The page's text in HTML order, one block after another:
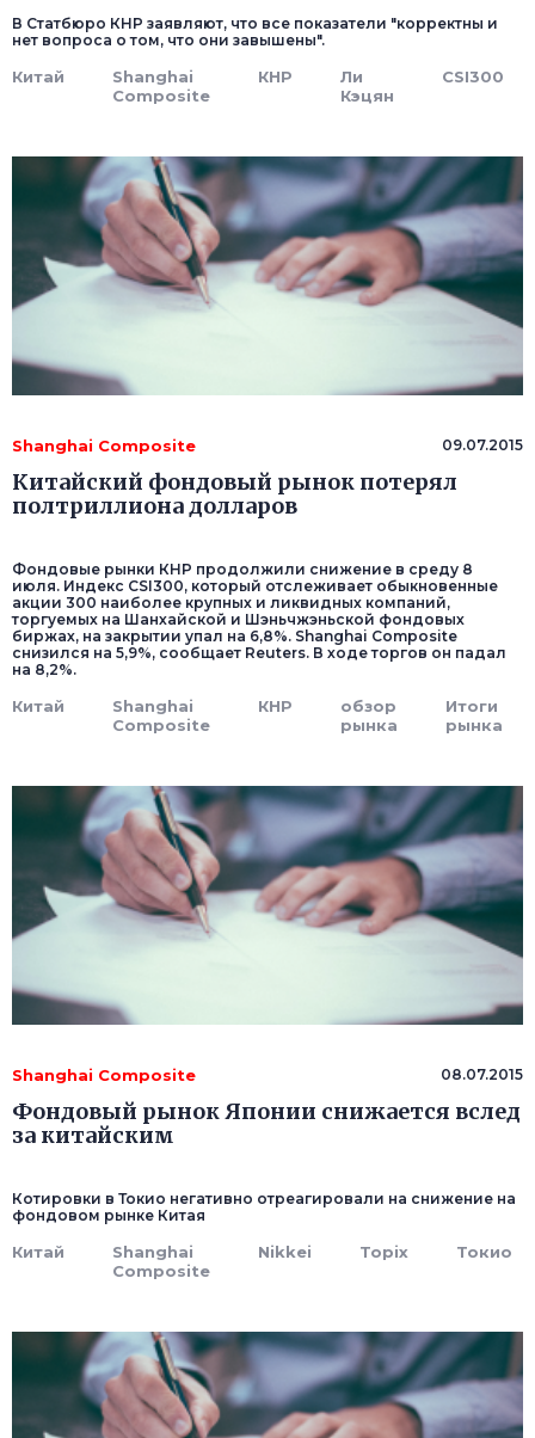
В Статбюро КНР заявляют, что все показатели "корректны и
нет вопроса о том, что они завышены".
Китай
Shanghai
Composite
КНР
Ли
Кэцян
CSI300
Shanghai Composite 09.07.2015
Китайский фондовый рынок потерял
полтриллиона долларов
Фондовые рынки КНР продолжили снижение в среду 8
июля. Индекс CSI300, который отслеживает обыкновенные
акции 300 наиболее крупных и ликвидных компаний,
торгуемых на Шанхайской и Шэньчжэньской фондовых
биржах, на закрытии упал на 6,8%. Shanghai Composite
снизился на 5,9%, сообщает Reuters. В ходе торгов он падал
на 8,2%.
Китай
Shanghai
Composite
КНР
обзор
рынка
Итоги
рынка
Shanghai Composite 08.07.2015
Фондовый рынок Японии снижается вслед
за китайским
Котировки в Токио негативно отреагировали на снижение на
фондовом рынке Китая
Китай
Shanghai
Composite
Nikkei Topix Токио